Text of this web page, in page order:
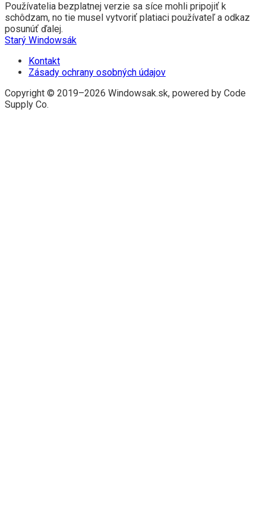
Používatelia bezplatnej verzie sa síce mohli pripojiť k
schôdzam, no tie musel vytvoriť platiaci používateľ a odkaz
posunúť ďalej.
Starý Windowsák
Kontakt
Zásady ochrany osobných údajov
Copyright © 2019–2026 Windowsak.sk, powered by Code
Supply Co.